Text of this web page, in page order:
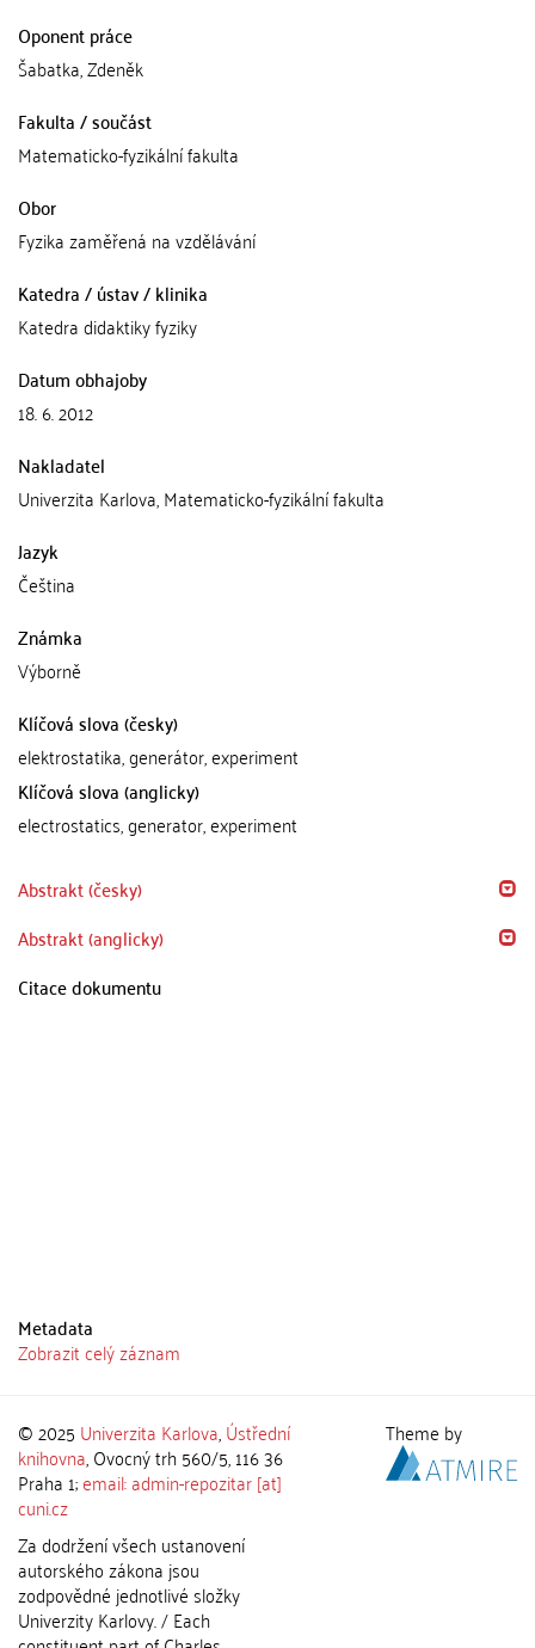
Oponent práce
Šabatka, Zdeněk
Fakulta / součást
Matematicko-fyzikální fakulta
Obor
Fyzika zaměřená na vzdělávání
Katedra / ústav / klinika
Katedra didaktiky fyziky
Datum obhajoby
18. 6. 2012
Nakladatel
Univerzita Karlova, Matematicko-fyzikální fakulta
Jazyk
Čeština
Známka
Výborně
Klíčová slova (česky)
elektrostatika, generátor, experiment
Klíčová slova (anglicky)
electrostatics, generator, experiment
Abstrakt (česky)
Abstrakt (anglicky)
Citace dokumentu
Metadata
Zobrazit celý záznam
© 2025 Univerzita Karlova,Ústřední
knihovna, Ovocný trh 560/5, 116 36
Praha 1;email: admin-repozitar [at]
cuni.cz
Za dodržení všech ustanovení
autorského zákona jsou
zodpovědné jednotlivé složky
Univerzity Karlovy. / Each
Theme by